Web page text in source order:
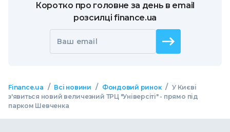
Коротко про головне за день в email
розсилці finance.ua
Ваш email
Finance.ua / Всі новини / Фондовий ринок / У Києві
з'явиться новий величезний ТРЦ "Універсіті" - прямо під
парком Шевченка